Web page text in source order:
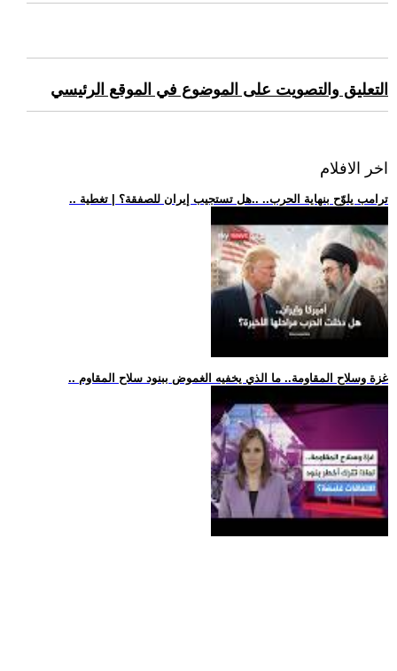
التعليق والتصويت على الموضوع في الموقع الرئيسي
اخر الافلام
.. ترامب يلوّح بنهاية الحرب.. ..هل تستجيب إيران للصفقة؟ | تغطية
.. غزة وسلاح المقاومة.. ما الذي يخفيه الغموض ببنود سلاح المقاوم